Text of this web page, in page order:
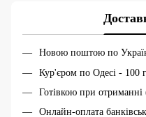
Новою поштою по
Кур'єром по Одесі - 100
Готівкою при отриманні
Онлайн-оплата